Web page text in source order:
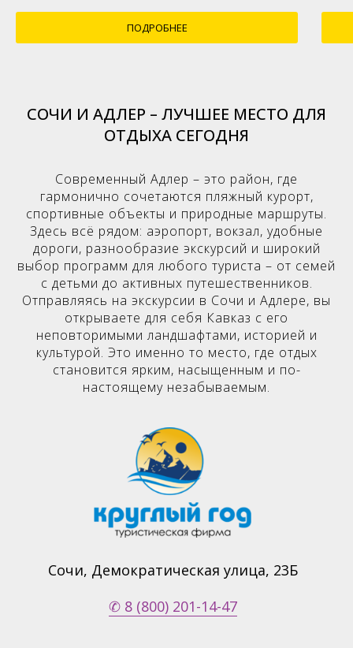
ПОДРОБНЕЕ
СОЧИ И АДЛЕР – ЛУЧШЕЕ МЕСТО ДЛЯ
ОТДЫХА СЕГОДНЯ
Современный Адлер – это район, где
гармонично сочетаются пляжный курорт,
спортивные объекты и природные маршруты.
Здесь всё рядом: аэропорт, вокзал, удобные
дороги, разнообразие экскурсий и широкий
выбор программ для любого туриста – от семей
с детьми до активных путешественников.
Отправляясь на экскурсии в Сочи и Адлере, вы
открываете для себя Кавказ с его
неповторимыми ландшафтами, историей и
культурой. Это именно то место, где отдых
становится ярким, насыщенным и по-
настоящему незабываемым.
Сочи, Демократическая улица, 23Б
✆ 8 (800) 201-14-47